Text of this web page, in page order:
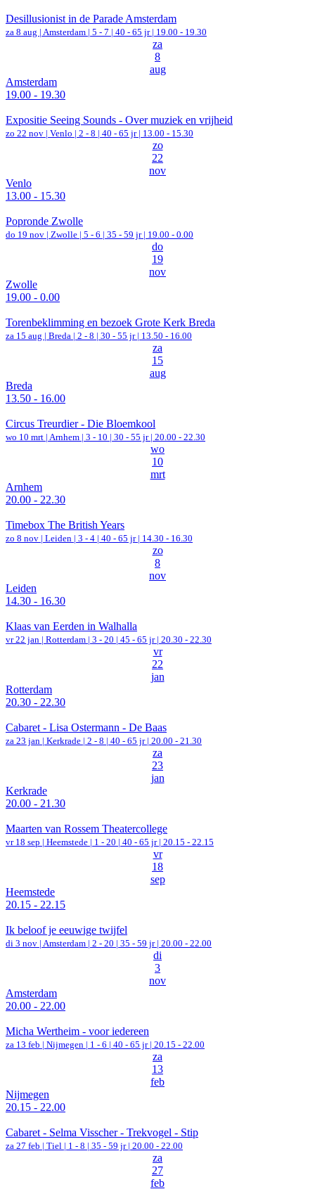
Desillusionist in de Parade Amsterdam
za 8 aug | Amsterdam | 5 - 7 | 40 - 65 jr | 19.00 - 19.30
za
8
aug
Amsterdam
19.00 - 19.30
Expositie Seeing Sounds - Over muziek en vrijheid
zo 22 nov | Venlo | 2 - 8 | 40 - 65 jr | 13.00 - 15.30
zo
22
nov
Venlo
13.00 - 15.30
Popronde Zwolle
do 19 nov | Zwolle | 5 - 6 | 35 - 59 jr | 19.00 - 0.00
do
19
nov
Zwolle
19.00 - 0.00
Torenbeklimming en bezoek Grote Kerk Breda
za 15 aug | Breda | 2 - 8 | 30 - 55 jr | 13.50 - 16.00
za
15
aug
Breda
13.50 - 16.00
Circus Treurdier - Die Bloemkool
wo 10 mrt | Arnhem | 3 - 10 | 30 - 55 jr | 20.00 - 22.30
wo
10
mrt
Arnhem
20.00 - 22.30
Timebox The British Years
zo 8 nov | Leiden | 3 - 4 | 40 - 65 jr | 14.30 - 16.30
zo
8
nov
Leiden
14.30 - 16.30
Klaas van Eerden in Walhalla
vr 22 jan | Rotterdam | 3 - 20 | 45 - 65 jr | 20.30 - 22.30
vr
22
jan
Rotterdam
20.30 - 22.30
Cabaret - Lisa Ostermann - De Baas
za 23 jan | Kerkrade | 2 - 8 | 40 - 65 jr | 20.00 - 21.30
za
23
jan
Kerkrade
20.00 - 21.30
Maarten van Rossem Theatercollege
vr 18 sep | Heemstede | 1 - 20 | 40 - 65 jr | 20.15 - 22.15
vr
18
sep
Heemstede
20.15 - 22.15
Ik beloof je eeuwige twijfel
di 3 nov | Amsterdam | 2 - 20 | 35 - 59 jr | 20.00 - 22.00
di
3
nov
Amsterdam
20.00 - 22.00
Micha Wertheim - voor iedereen
za 13 feb | Nijmegen | 1 - 6 | 40 - 65 jr | 20.15 - 22.00
za
13
feb
Nijmegen
20.15 - 22.00
Cabaret - Selma Visscher - Trekvogel - Stip
za 27 feb | Tiel | 1 - 8 | 35 - 59 jr | 20.00 - 22.00
za
27
feb